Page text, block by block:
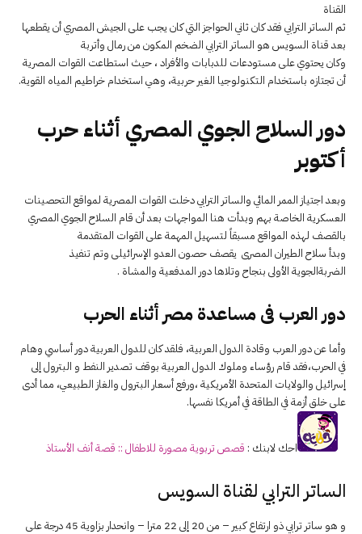
القناة
ثم الساتر الترابي فقد كان ثاني الحواجز التي كان يجب على الجيش المصري أن يقطعها
بعد قناة السويس هو الساتر الترابي الضخم المكون من رمال وأتربة
وكان يحتوي على مستودعات للدبابات والأفراد ، حيث استطاعت القوات المصرية
أن تجتازه باستخدام التكنولوجيا الغير حربية، وهي استخدام خراطيم المياه القوية.
دور السلاح الجوي المصري أثناء حرب
أكتوبر
وبعد اجتياز الممر المائي والساتر الترابي دخلت القوات المصرية لمواقع التحصينات
العسكرية الخاصة بهم وبدأت هنا المواجهات بعد أن قام السلاح الجوي المصري
بالقصف لهذه المواقع مسبقاً لتسهيل المهمة على القوات المتقدمة
وبدأ سلاح الطيران المصرى يقصف حصون العدو الإسرائيلى وتم تنفيذ
الضربةالجوية الأولى بنجاح وتلاها دور المدفعية والمشاة .
دور العرب فى مساعدة مصر أثناء الحرب
وأما عن دور العرب وقادة الدول العربية، فلقد كان للدول العربية دور أساسي وهام
في الحرب،فقد قام رؤساء وملوك الدول العربية بوقف تصدير النفط و البترول إلى
إسرائيل والولايات المتحدة الأمريكية ،ورفع أسعار البترول والغاز الطبيعي، مما أدى
على خلق أزمة في الطاقة في أمريكا نفسها.
احك لابنك : قصص تربوية مصورة للاطفال :: قصة أنف الأستاذ
الساتر الترابي لقناة السويس
و هو ساتر ترابي ذو ارتفاع كبير – من 20 إلى 22 مترا – وانحدار بزاوية 45 درجة على